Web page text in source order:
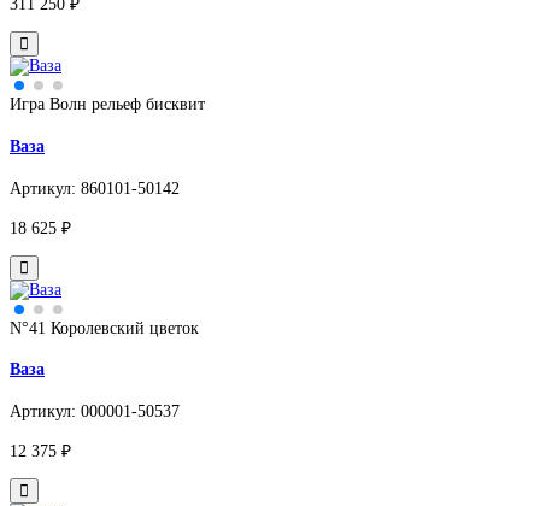
311 250 ₽
Игра Волн рельеф бисквит
Ваза
Артикул: 860101-50142
18 625 ₽
N°41 Королевский цветок
Ваза
Артикул: 000001-50537
12 375 ₽